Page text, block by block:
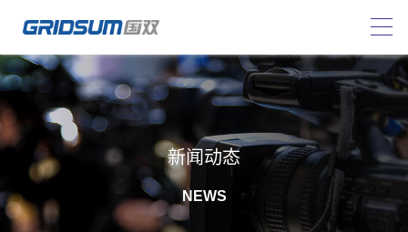
新闻动态
NEWS